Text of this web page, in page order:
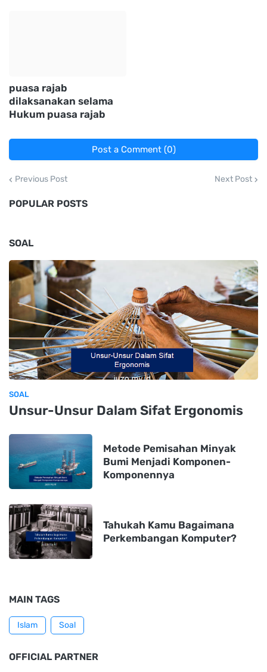
puasa rajab
dilaksanakan selama
Hukum puasa rajab
Post a Comment (0)
Previous Post Next Post
POPULAR POSTS
SOAL
SOAL
Unsur-Unsur Dalam Sifat Ergonomis
Metode Pemisahan Minyak
Bumi Menjadi Komponen-
Komponennya
Tahukah Kamu Bagaimana
Perkembangan Komputer?
MAIN TAGS
Islam Soal
OFFICIAL PARTNER